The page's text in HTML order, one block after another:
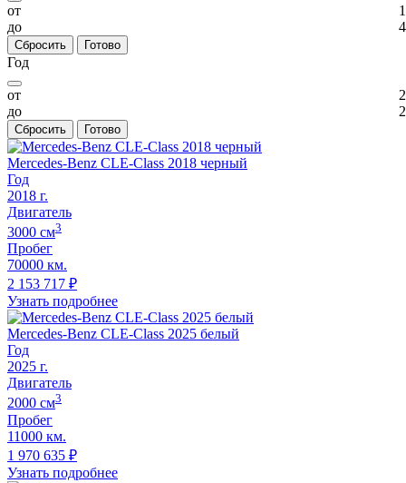
от
до
Сбросить Готово
Год
от
до
Сбросить Готово
Mercedes-Benz CLE-Class 2018 черный
Год
2018 г.
Двигатель
3000 cм3
Пробег
70000 км.
2 153 717 ₽
Узнать подробнее
Mercedes-Benz CLE-Class 2025 белый
Год
2025 г.
Двигатель
2000 cм3
Пробег
11000 км.
1 970 635 ₽
Узнать подробнее